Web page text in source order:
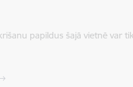
papildus šajā vietnē var